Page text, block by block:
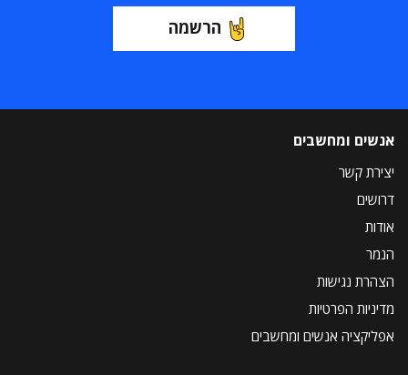
הרשמה
אנשים ומחשבים
יצירת קשר
דרושים
אודות
הנמר
הצהרת נגישות
מדיניות הפרטיות
אפליקציה אנשים ומחשבים